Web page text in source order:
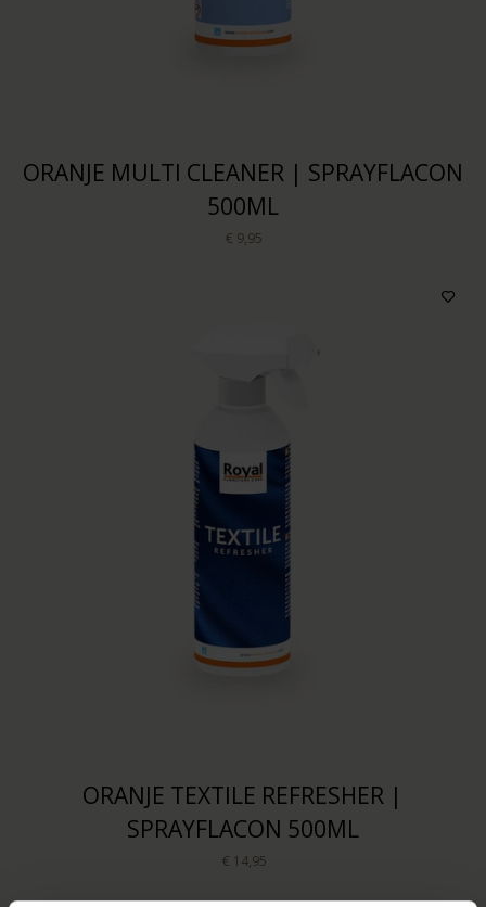
ORANJE MULTI CLEANER | SPRAYFLACON
500ML
€ 9,95
ORANJE TEXTILE REFRESHER |
SPRAYFLACON 500ML
€ 14,95